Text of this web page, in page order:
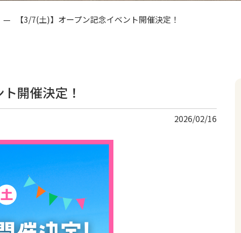
— 【3/7(土)】オープン記念イベント開催決定！
開催決定！
2026/02/16